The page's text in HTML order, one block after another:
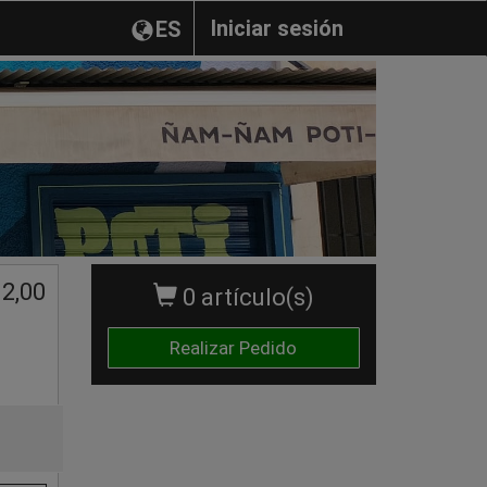
Iniciar sesión
ES
0 artículo(s)
Realizar Pedido